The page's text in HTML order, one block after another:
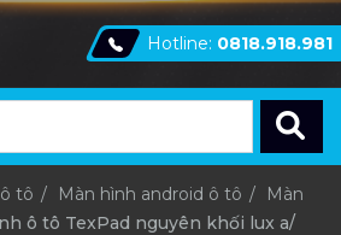
Hotline: 0818.918.981
tô Màn hình android ô tô
Màn
ô tô TexPad nguyên khối lux a/